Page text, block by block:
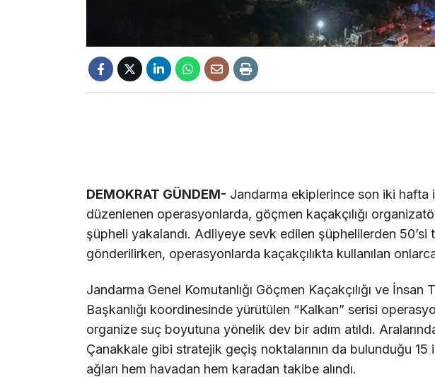
DEMOKRAT GÜNDEM- Jandarma ekiplerince son iki hafta
düzenlenen operasyonlarda, göçmen kaçakçılığı
şüpheli yakalandı. Adliyeye sevk edilen şüphelilerden
gönderilirken, operasyonlarda kaçakçılıkta kullanılan
Jandarma Genel Komutanlığı Göçmen Kaçakçılığı ve
Başkanlığı koordinesinde yürütülen “Kalkan” serisi
organize suç boyutuna yönelik dev bir adım atıldı.
Çanakkale gibi stratejik geçiş noktalarının da bulunduğu 15
ağları hem havadan hem karadan takibe alındı.